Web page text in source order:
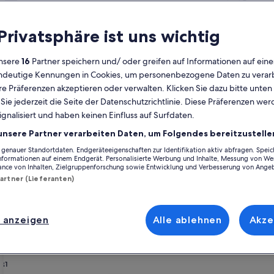
Derzeit
die
Monate
August
2026
und
September
angezeigt.
MoMontag
DiDienstag
MiMittwoch
DoDonnerstag
Fr Freitag
SaSamstag
SoSonntag
3 4 5 6 7 8 9
10 11 12
23
30
31
MoMontag
Di
7 8 9
21 22
28 29
möchtest, stöbere durch unsere Ferienunterkünfte und finde
buchst, ob mit einer Gruppe oder deinem Vierbeiner, du kannst
und ein Fernseher. Und auch wenn du nach Raucheroptionen
– Umlaufbahn
bei Bozen - mit Waldblick direkt am europäischen
ist uns wichtig
16 Partner speichern und/ oder greifen auf Informationen auf
Kennungen in Cookies, um personenbezogene Daten zu
Präferenzen akzeptieren oder verwalten. Klicken Sie dazu bitte
jederzeit die Seite der Datenschutzrichtlinie. Diese Präferenzen
und haben keinen Einfluss auf Surfdaten.
Partner verarbeiten Daten, um Folgendes
Standortdaten. Endgeräteeigenschaften zur Identifikation aktiv abfragen.
auf einem Endgerät. Personalisierte Werbung und Inhalte, Messung von
von Inhalten, Zielgruppenforschung sowie Entwicklung und Verbesserung von
(Lieferanten)
Alle ablehnen